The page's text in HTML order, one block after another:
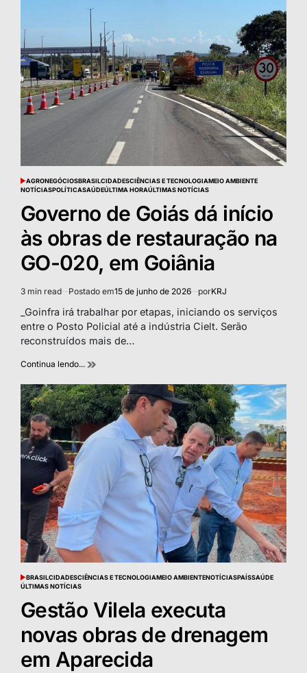
POSTED
AGRONEGÓCIOSBRASILCIDADESCIÊNCIAS E TECNOLOGIAMEIO AMBIENTE
NOTÍCIASPOLÍTICASAÚDEÚLTIMA HORAÚLTIMAS NOTÍCIAS
Governo de Goiás dá início
às obras de restauração na
GO-020, em Goiânia
Estimated
read
time
3 min read Postado em15 de junho de 2026 porKRJ
_Goinfra irá trabalhar por etapas, iniciando os serviços
entre o Posto Policial até a indústria Cielt. Serão
reconstruídos mais de…
Continua lendo...
POSTED
BRASILCIDADESCIÊNCIAS E TECNOLOGIAMEIO AMBIENTENOTÍCIASPAÍSSAÚDE
ÚLTIMAS NOTÍCIAS
Gestão Vilela executa
novas obras de drenagem
em Aparecida